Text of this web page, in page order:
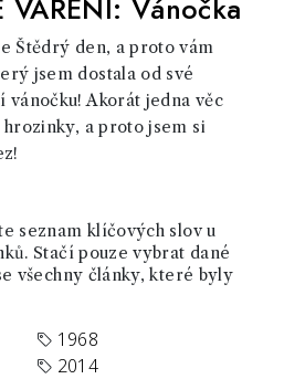
VAŘENÍ: Vánočka
Štědrý den, a proto vám
jsem dostala od své
vánočku! Akorát jedna věc
a proto jsem si
seznam klíčových slov u
Stačí pouze vybrat dané
všechny články, které byly
1968
2014